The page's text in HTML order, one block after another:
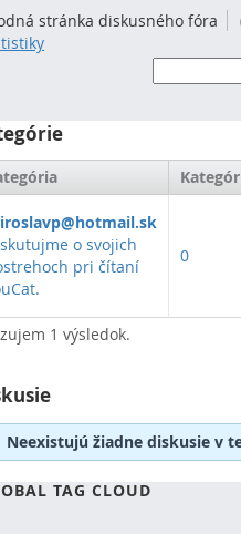
stránka diskusného fóra
o svojich
pri čítaní
0
1 výsledok.
Neexistujú žiadne diskusie v
TAG CLOUD